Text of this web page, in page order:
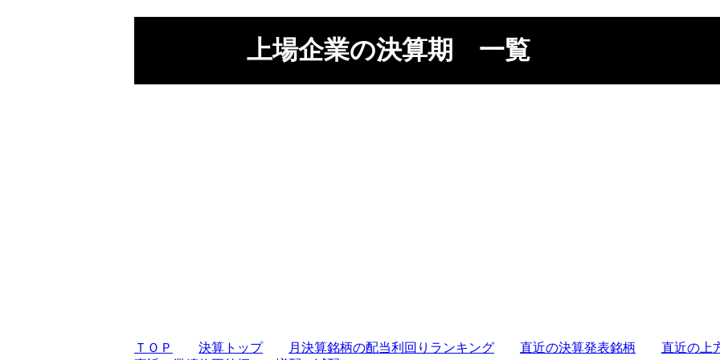
上場企業の決算期 一覧
ＴＯＰ 決算トップ 月決算銘柄の配当利回りランキング 直近の決算発表銘柄 直近の上